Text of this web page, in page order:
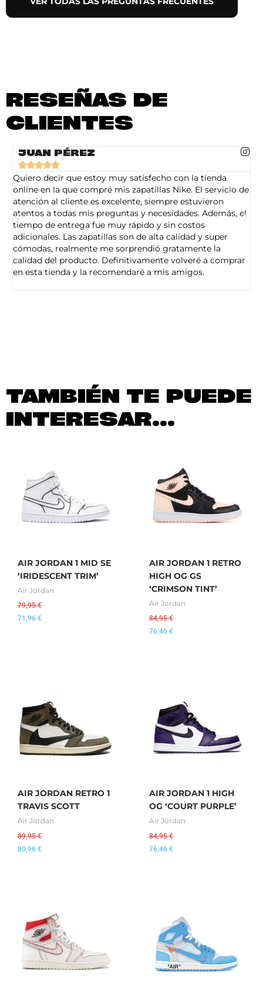
RESEÑAS DE
CLIENTES
JUAN PÉREZ

Quiero decir que estoy muy satisfecho con la tienda
online en la que compré mis zapatillas Nike. El servicio de
atención al cliente es excelente, siempre estuvieron
atentos a todas mis preguntas y necesidades. Además, el
tiempo de entrega fue muy rápido y sin costos
adicionales. Las zapatillas son de alta calidad y super
cómodas, realmente me sorprendió gratamente la
calidad del producto. Definitivamente volveré a comprar
en esta tienda y la recomendaré a mis amigos.
TAMBIÉN TE PUEDE
INTERESAR...
AIR JORDAN 1 MID SE
‘IRIDESCENT TRIM’
Air Jordan
79,95€
71,96 €
AIR JORDAN 1 RETRO
HIGH OG GS
‘CRIMSON TINT’
Air Jordan
84,95€
76,46 €
AIR JORDAN RETRO 1
TRAVIS SCOTT
Air Jordan
89,95€
80,96 €
AIR JORDAN 1 HIGH
OG ‘COURT PURPLE’
Air Jordan
84,95€
76,46 €